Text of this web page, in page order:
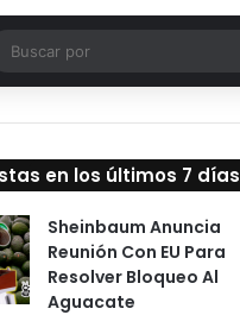
en los últimos 7 días
Sheinbaum Anuncia
Reunión Con EU Para
Resolver Bloqueo Al
Aguacate